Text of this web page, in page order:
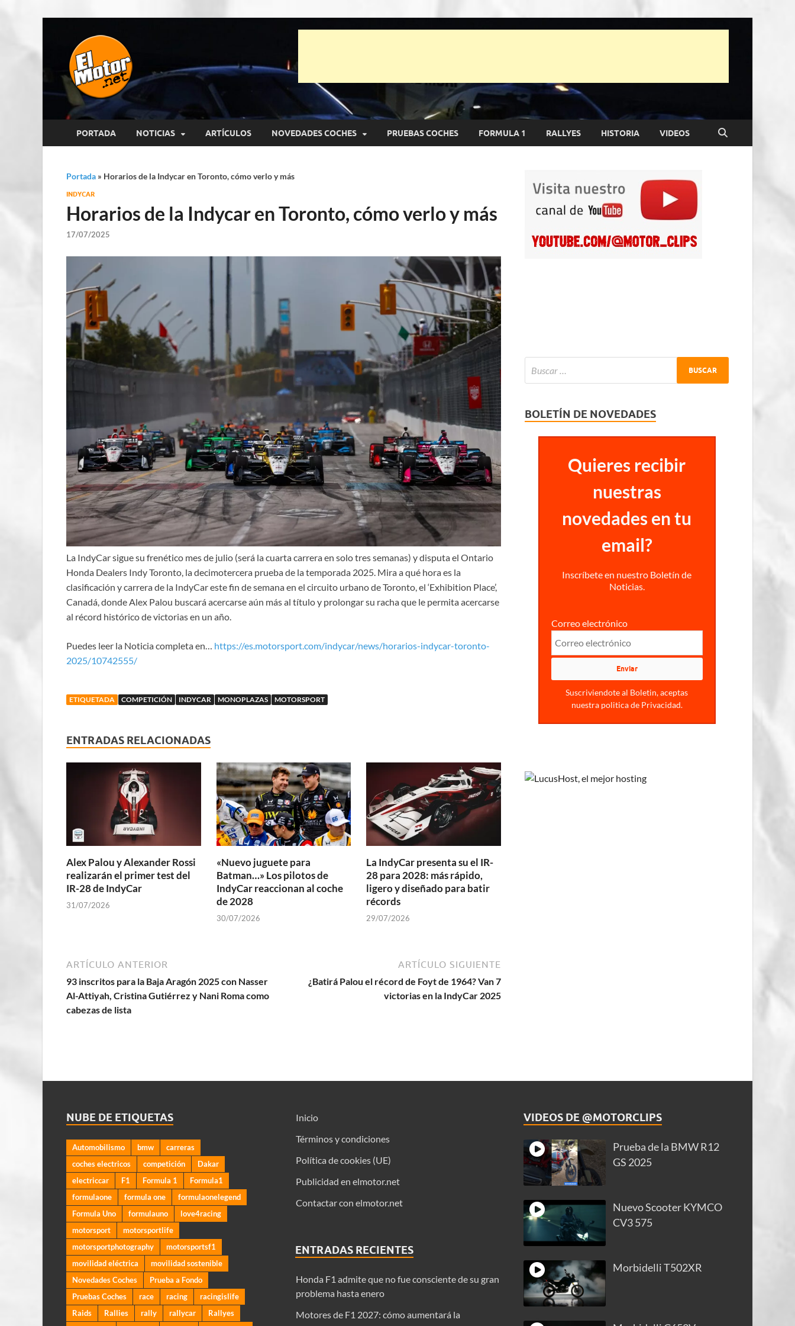
El Motor punto Net
PORTADA NOTICIAS ARTÍCULOS NOVEDADES COCHES PRUEBAS COCHES FORMULA 1 RALLYES HISTORIA VIDEOS
Portada » Horarios de la Indycar en Toronto, cómo verlo y más
INDYCAR
Horarios de la Indycar en Toronto, cómo verlo y más
17/07/2025
La IndyCar sigue su frenético mes de julio (será la cuarta carrera en solo tres semanas) y disputa el Ontario
Honda Dealers Indy Toronto, la decimotercera prueba de la temporada 2025. Mira a qué hora es la
clasificación y carrera de la IndyCar este fin de semana en el circuito urbano de Toronto, el ‘Exhibition Place’,
Canadá, donde Alex Palou buscará acercarse aún más al título y prolongar su racha que le permita acercarse
al récord histórico de victorias en un año.
Puedes leer la Noticia completa en… https://es.motorsport.com/indycar/news/horarios-indycar-toronto-
2025/10742555/
ETIQUETADA COMPETICIÓN INDYCAR MONOPLAZAS MOTORSPORT
ENTRADAS RELACIONADAS
Alex Palou y Alexander Rossi
realizarán el primer test del
IR-28 de IndyCar
31/07/2026
«Nuevo juguete para
Batman…» Los pilotos de
IndyCar reaccionan al coche
de 2028
30/07/2026
La IndyCar presenta su el IR-
28 para 2028: más rápido,
ligero y diseñado para batir
récords
29/07/2026
ARTÍCULO ANTERIOR
93 inscritos para la Baja Aragón 2025 con Nasser
Al-Attiyah, Cristina Gutiérrez y Nani Roma como
cabezas de lista
ARTÍCULO SIGUIENTE
¿Batirá Palou el récord de Foyt de 1964? Van 7
victorias en la IndyCar 2025
BOLETÍN DE NOVEDADES
Quieres recibir
nuestras
novedades en tu
email?
Inscríbete en nuestro Boletín de
Noticias.
Correo electrónico
Suscriviendote al Boletin, aceptas
nuestra politica de Privacidad.
NUBE DE ETIQUETAS
Automobilismo bmw
carreras
coches electricos
competición
Dakar
electriccar
F1 Formula 1
Formula1
formulaone
formula one
formulaonelegend
Formula Uno
formulauno
love4racing
motorsport
motorsportlife
motorsportphotography
motorsportsf1
movilidad eléctrica
movilidad sostenible
Novedades Coches
Prueba a Fondo
Pruebas Coches
race racing
racingislife
Raids
Rallies rally rallycar
Rallyes
Inicio
Términos y condiciones
Política de cookies (UE)
Publicidad en elmotor.net
Contactar con elmotor.net
ENTRADAS RECIENTES
Honda F1 admite que no fue consciente de su gran
problema hasta enero
Motores de F1 2027: cómo aumentará la
VIDEOS DE @MOTORCLIPS
Prueba de la BMW R12
GS 2025
Nuevo Scooter KYMCO
CV3 575
Morbidelli T502XR